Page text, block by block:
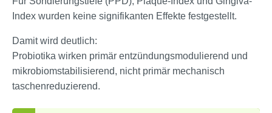
Index wurden keine signifikanten Effekte festgestellt.
Damit wird deutlich:
Probiotika wirken primär entzündungsmodulierend und
mikrobiomstabilisierend, nicht primär mechanisch
taschenreduzierend.